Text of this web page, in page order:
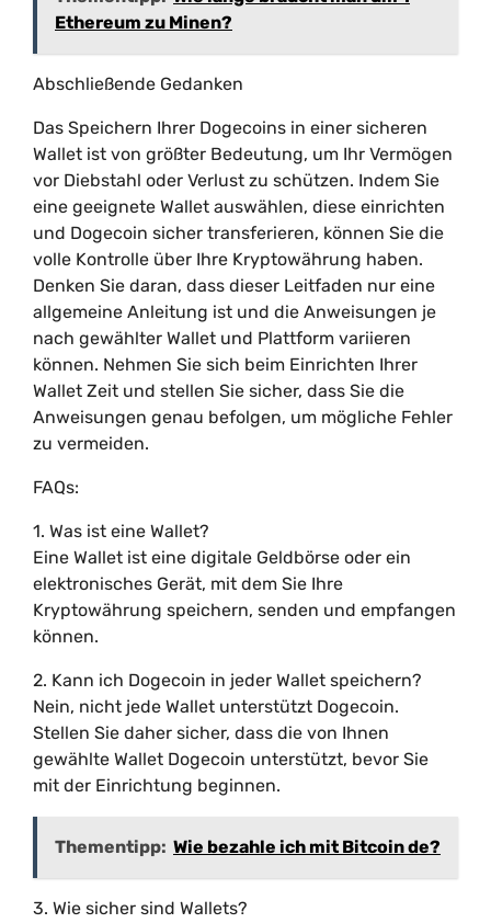
Ethereum zu Minen?
Abschließende Gedanken
Das Speichern Ihrer Dogecoins in einer sicheren
Wallet ist von größter Bedeutung, um Ihr Vermögen
vor Diebstahl oder Verlust zu schützen. Indem Sie
eine geeignete Wallet auswählen, diese einrichten
und Dogecoin sicher transferieren, können Sie die
volle Kontrolle über Ihre Kryptowährung haben.
Denken Sie daran, dass dieser Leitfaden nur eine
allgemeine Anleitung ist und die Anweisungen je
nach gewählter Wallet und Plattform variieren
können. Nehmen Sie sich beim Einrichten Ihrer
Wallet Zeit und stellen Sie sicher, dass Sie die
Anweisungen genau befolgen, um mögliche Fehler
zu vermeiden.
FAQs:
1. Was ist eine Wallet?
Eine Wallet ist eine digitale Geldbörse oder ein
elektronisches Gerät, mit dem Sie Ihre
Kryptowährung speichern, senden und empfangen
können.
2. Kann ich Dogecoin in jeder Wallet speichern?
Nein, nicht jede Wallet unterstützt Dogecoin.
Stellen Sie daher sicher, dass die von Ihnen
gewählte Wallet Dogecoin unterstützt, bevor Sie
mit der Einrichtung beginnen.
Thementipp: Wie bezahle ich mit Bitcoin de?
3. Wie sicher sind Wallets?